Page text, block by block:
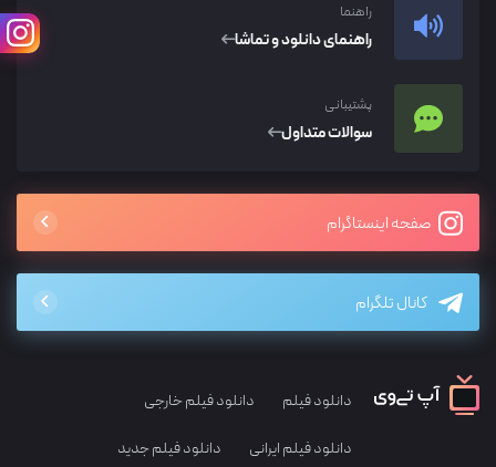
راهنما
راهنمای دانلود و تماشا
پشتیبانی
سوالات متداول
صفحه اینستاگرام
کانال تلگرام
دانلود فیلم دانلود فیلم خارجی
دانلود فیلم ایرانی دانلود فیلم جدید